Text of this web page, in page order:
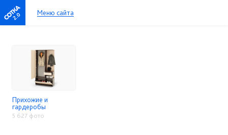
2.0 Меню сайта
Прихожие и
гардеробы
5 627 фото